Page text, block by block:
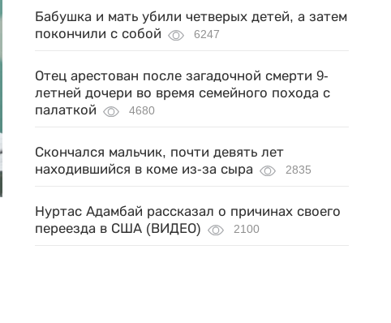
Бабушка и мать убили четверых детей, а затем
покончили с собой
6247
Отец арестован после загадочной смерти 9-
летней дочери во время семейного похода с
палаткой
4680
Скончался мальчик, почти девять лет
находившийся в коме из-за сыра
2835
Нуртас Адамбай рассказал о причинах своего
переезда в США (ВИДЕО)
2100